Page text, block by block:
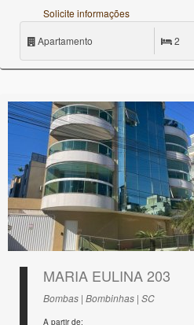
Solicite informações
Apartamento 2
MARIA EULINA 203
Bombas | Bombinhas | SC
A partir de: